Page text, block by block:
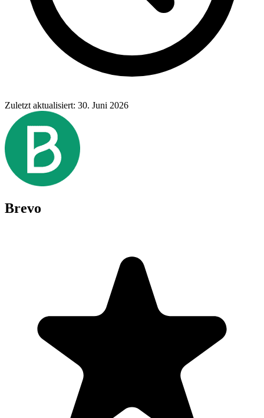
Zuletzt aktualisiert: 30. Juni 2026
Brevo